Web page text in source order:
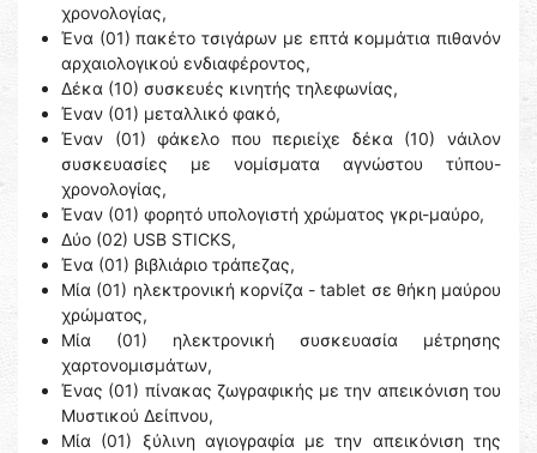
χρονολογίας,
Ένα (01) πακέτο τσιγάρων με επτά κομμάτια πιθανόν
αρχαιολογικού ενδιαφέροντος,
Δέκα (10) συσκευές κινητής τηλεφωνίας,
Έναν (01) μεταλλικό φακό,
Έναν (01) φάκελο που περιείχε δέκα (10) νάιλον
συσκευασίες με νομίσματα αγνώστου τύπου-
χρονολογίας,
Έναν (01) φορητό υπολογιστή χρώματος γκρι-μαύρο,
Δύο (02) USB STICKS,
Ένα (01) βιβλιάριο τράπεζας,
Μία (01) ηλεκτρονική κορνίζα - tablet σε θήκη μαύρου
χρώματος,
Μία (01) ηλεκτρονική συσκευασία μέτρησης
χαρτονομισμάτων,
Ένας (01) πίνακας ζωγραφικής με την απεικόνιση του
Μυστικού Δείπνου,
Μία (01) ξύλινη αγιογραφία με την απεικόνιση της